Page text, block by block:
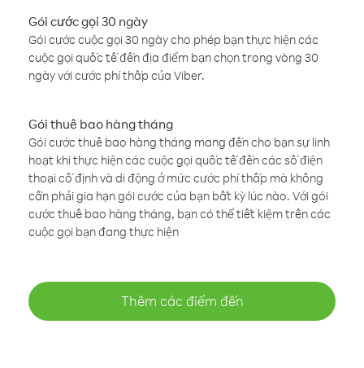
Gói cước gọi 30 ngày
Gói cước cuộc gọi 30 ngày cho phép bạn thực hiện các
cuộc gọi quốc tế đến địa điểm bạn chọn trong vòng 30
ngày với cước phí thấp của Viber.
Gói thuê bao hàng tháng
Gói cước thuê bao hàng tháng mang đến cho bạn sự linh
hoạt khi thực hiện các cuộc gọi quốc tế đến các số điện
thoại cố định và di động ở mức cước phí thấp mà không
cần phải gia hạn gói cước của bạn bất kỳ lúc nào. Với gói
cước thuê bao hàng tháng, bạn có thể tiết kiệm trên các
cuộc gọi bạn đang thực hiện
Thêm các điểm đến